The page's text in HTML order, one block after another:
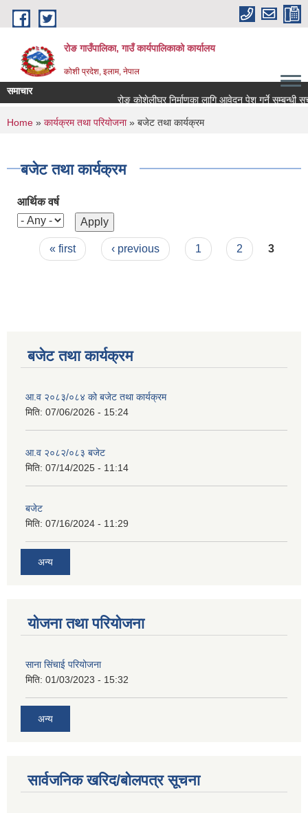
Skip to main content
रोङ गाउँपालिका, गाउँ कार्यपालिकाको कार्यालय
कोशी प्रदेश, इलाम, नेपाल
समाचार
रोङ कोशेलीघर निर्माणका लागि आवेदन पेश गर्ने सम्बन्धी
You are here
Home » कार्यक्रम तथा परियोजना» बजेट तथा कार्यक्रम
बजेट तथा कार्यक्रम
आर्थिक वर्ष
Pages
« first ‹ previous 1 2 3
बजेट तथा कार्यक्रम
आ.व २०८३/०८४ को बजेट तथा कार्यक्रम
मिति: 07/06/2026 - 15:24
आ.व २०८२/०८३ बजेट
मिति: 07/14/2025 - 11:14
बजेट
मिति: 07/16/2024 - 11:29
अन्य
योजना तथा परियोजना
साना सिंचाई परियोजना
मिति: 01/03/2023 - 15:32
अन्य
सार्वजनिक खरिद/बोलपत्र सूचना